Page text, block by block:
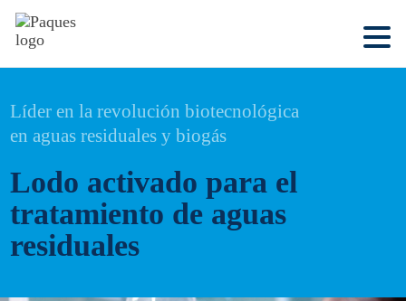
Líder en la revolución biotecnológica
en aguas residuales y biogás
Lodo activado para el
tratamiento de aguas
residuales